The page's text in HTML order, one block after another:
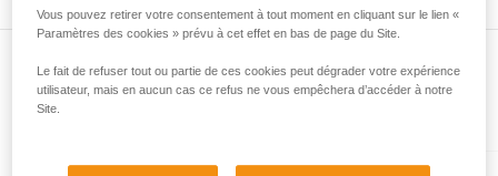
Présent dans l'article
Vous pouvez retirer votre consentement à tout moment en cliquant sur le lien «
Paramètres des cookies » prévu à cet effet en bas de page du Site.
Le fait de refuser tout ou partie de ces cookies peut dégrader votre expérience
utilisateur, mais en aucun cas ce refus ne vous empêchera d’accéder à notre
Site.